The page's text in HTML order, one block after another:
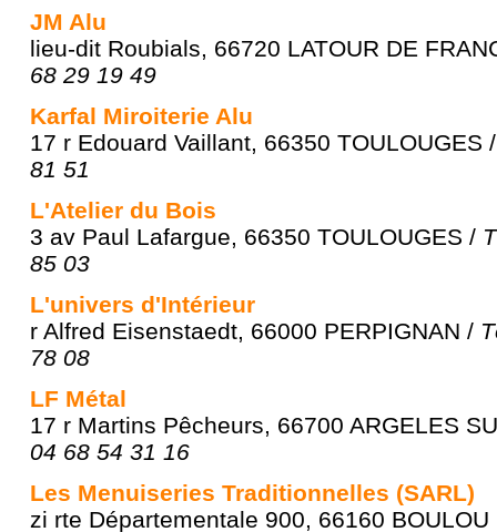
JM Alu
lieu-dit Roubials, 66720 LATOUR DE
68 29 19 49
Karfal Miroiterie Alu
17 r Edouard Vaillant, 66350 TOULOUGES
81 51
L'Atelier du Bois
3 av Paul Lafargue, 66350 TOULOUGES /
85 03
L'univers d'Intérieur
r Alfred Eisenstaedt, 66000 PERPIGNAN /
78 08
LF Métal
17 r Martins Pêcheurs, 66700 ARGELES
04 68 54 31 16
Les Menuiseries Traditionnelles (SARL)
zi rte Départementale 900, 66160